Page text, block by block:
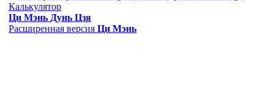
Калькулятор
Ци Мэнь Дунь Цзя
Расширенная версия Ци Мэнь